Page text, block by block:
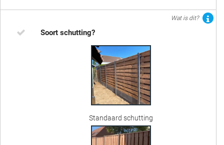
Wat is dit?
Soort schutting?
Standaard schutting